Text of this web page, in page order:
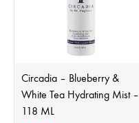
Circadia – Blueberry &
White Tea Hydrating Mist –
118 ML